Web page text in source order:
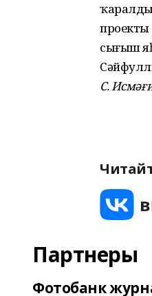
сығыш
С.
Партнеры
Фотобанк